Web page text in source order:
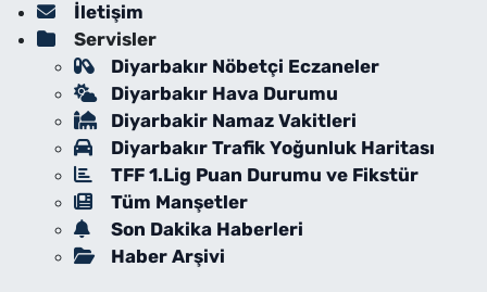
İletişim
Servisler
Diyarbakır Nöbetçi Eczaneler
Diyarbakır Hava Durumu
Diyarbakir Namaz Vakitleri
Diyarbakır Trafik Yoğunluk Haritası
TFF 1.Lig Puan Durumu ve Fikstür
Tüm Manşetler
Son Dakika Haberleri
Haber Arşivi